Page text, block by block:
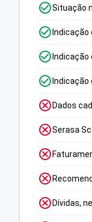
Situação
Dados
Serasa
Dívidas,